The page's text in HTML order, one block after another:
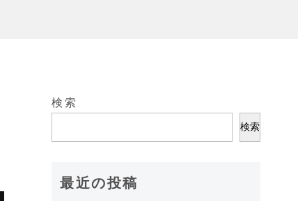
検索
検索
最近の投稿